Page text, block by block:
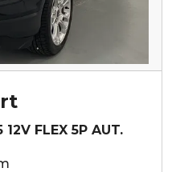
12V FLEX 5P AUT.